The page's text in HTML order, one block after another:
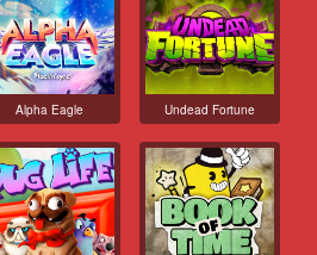
Alpha Eagle Undead Fortune